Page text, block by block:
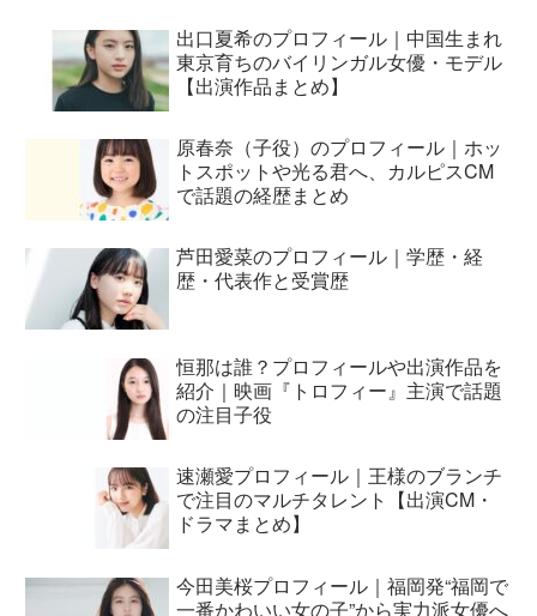
出口夏希のプロフィール｜中国生まれ
東京育ちのバイリンガル女優・モデル
【出演作品まとめ】
原春奈（子役）のプロフィール｜ホッ
トスポットや光る君へ、カルピスCM
で話題の経歴まとめ
芦田愛菜のプロフィール｜学歴・経
歴・代表作と受賞歴
恒那は誰？プロフィールや出演作品を
紹介｜映画『トロフィー』主演で話題
の注目子役
速瀬愛プロフィール｜王様のブランチ
で注目のマルチタレント【出演CM・
ドラマまとめ】
今田美桜プロフィール｜福岡発“福岡で
一番かわいい女の子”から実力派女優へ